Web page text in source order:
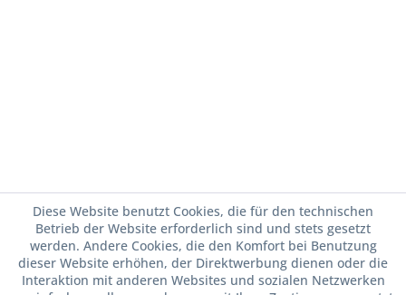
Diese Website benutzt Cookies, die für den technischen
Betrieb der Website erforderlich sind und stets gesetzt
werden. Andere Cookies, die den Komfort bei Benutzung
dieser Website erhöhen, der Direktwerbung dienen oder die
Interaktion mit anderen Websites und sozialen Netzwerken